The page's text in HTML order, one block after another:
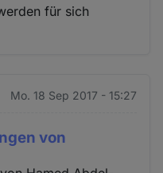
für sich
Mo. 18 Sep 2017 - 15:27
von